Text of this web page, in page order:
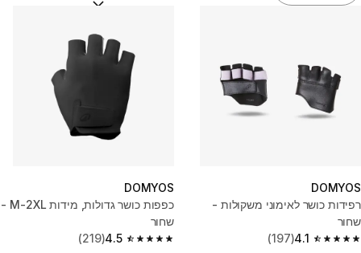
DOMYOS
רפידות כושר לאימוני משקולות -
שחור
4.1
4.1 out of 5 stars from 197 reviews
(197)
DOMYOS
כפפות כושר גדולות, מידות M-2XL -
שחור
4.5
4.5 out of 5 stars from 219 reviews
(219)